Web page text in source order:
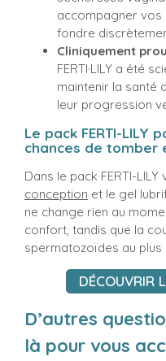
accompagner
fondre
Cliniquement
FERTI·LILY a été
maintenir la santé
leur progression
Le pack FERTI-LILY
chances de tomber
Dans le pack FERTI-
conception et le gel
ne change rien au
confort, tandis que la
spermatozoïdes au
DÉCOUVRIR
D’autres
là pour vous